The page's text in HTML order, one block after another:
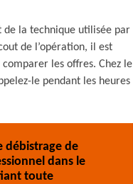
de la technique utilisée par
de l’opération, il est
les offres. Chez le
le pendant les heures
débistrage de
dans le
toute